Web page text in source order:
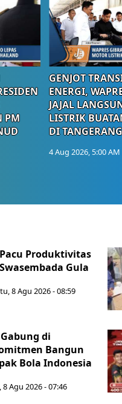
PM
GENJOT
ENERGI,
JAJAL
LISTRIK
DI
4 Aug 2026, 5:00 AM
Pacu Produktivitas
Gula
8 Agu 2026 - 08:59
di
Bangun
Bola Indonesia
8 Agu 2026 - 07:46